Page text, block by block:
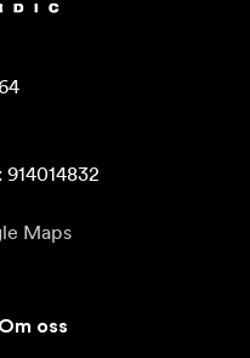
Maps
Om oss